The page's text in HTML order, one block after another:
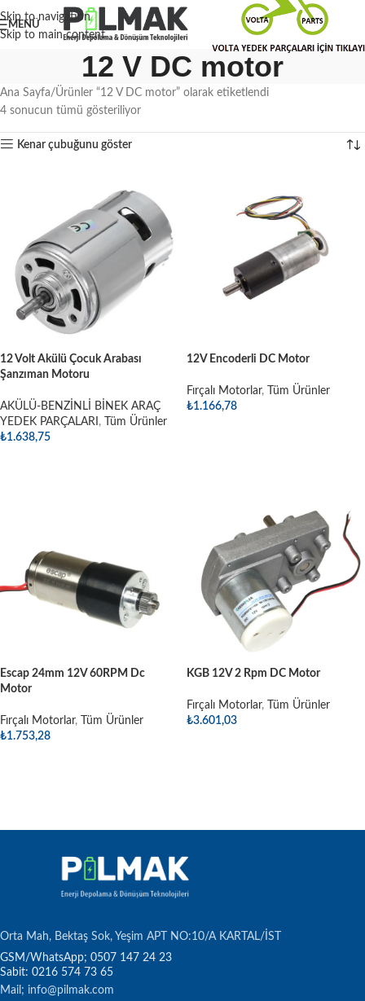
Skip to navigation
Skip to main content
MENÜ
12 V DC motor
Ana Sayfa Ürünler “12 V DC motor” olarak etiketlendi
4 sonucun tümü gösteriliyor
Kenar çubuğunu göster
12 Volt Akülü Çocuk Arabası
Şanzıman Motoru
AKÜLÜ-BENZİNLİ BİNEK ARAÇ
YEDEK PARÇALARI ,
Tüm Ürünler
₺1.638,75
12V Encoderli DC Motor
Fırçalı Motorlar,
Tüm Ürünler
₺1.166,78
Escap 24mm 12V 60RPM Dc
Motor
Fırçalı Motorlar,
Tüm Ürünler
₺1.753,28
KGB 12V 2 Rpm DC Motor
Fırçalı Motorlar,
Tüm Ürünler
₺3.601,03
Orta Mah, Bektaş Sok, Yeşim APT NO:10/A KARTAL/İST
Sabit: 0216 574 73 65
Mail; info@pilmak.com